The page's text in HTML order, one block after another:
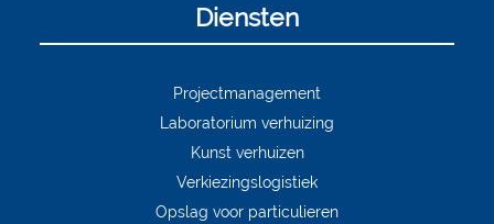
Diensten
Projectmanagement
Laboratorium verhuizing
Kunst verhuizen
Verkiezingslogistiek
Opslag voor particulieren